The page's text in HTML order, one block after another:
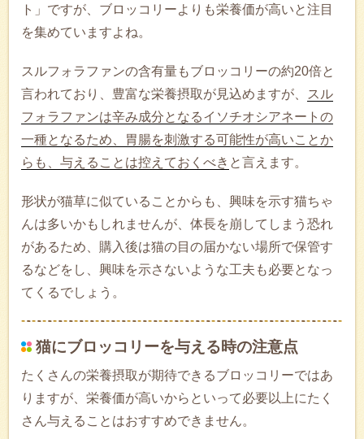
ト」ですが、ブロッコリーよりも栄養価が高いと注目
を集めていますよね。
スルフォラファンの含有量もブロッコリーの約20倍と
言われており、豊富な栄養摂取が見込めますが、
スル
フォラファンは辛み成分となるイソチオシアネートの
一種となるため、胃腸を刺激する可能性が高いことか
らも、与えることは控えておくべき と言えます。
形状が猫草に似ていることからも、興味を示す猫ちゃ
んは多いかもしれませんが、体長を崩してしまう恐れ
があるため、購入後は猫の目の届かない場所で保管す
るなどをし、興味を示さないような工夫も必要となっ
てくるでしょう。
猫にブロッコリーを与える時の注意点
たくさんの栄養摂取が期待できるブロッコリーではあ
りますが、栄養価が高いからといって必要以上にたく
さん与えることはおすすめできません。